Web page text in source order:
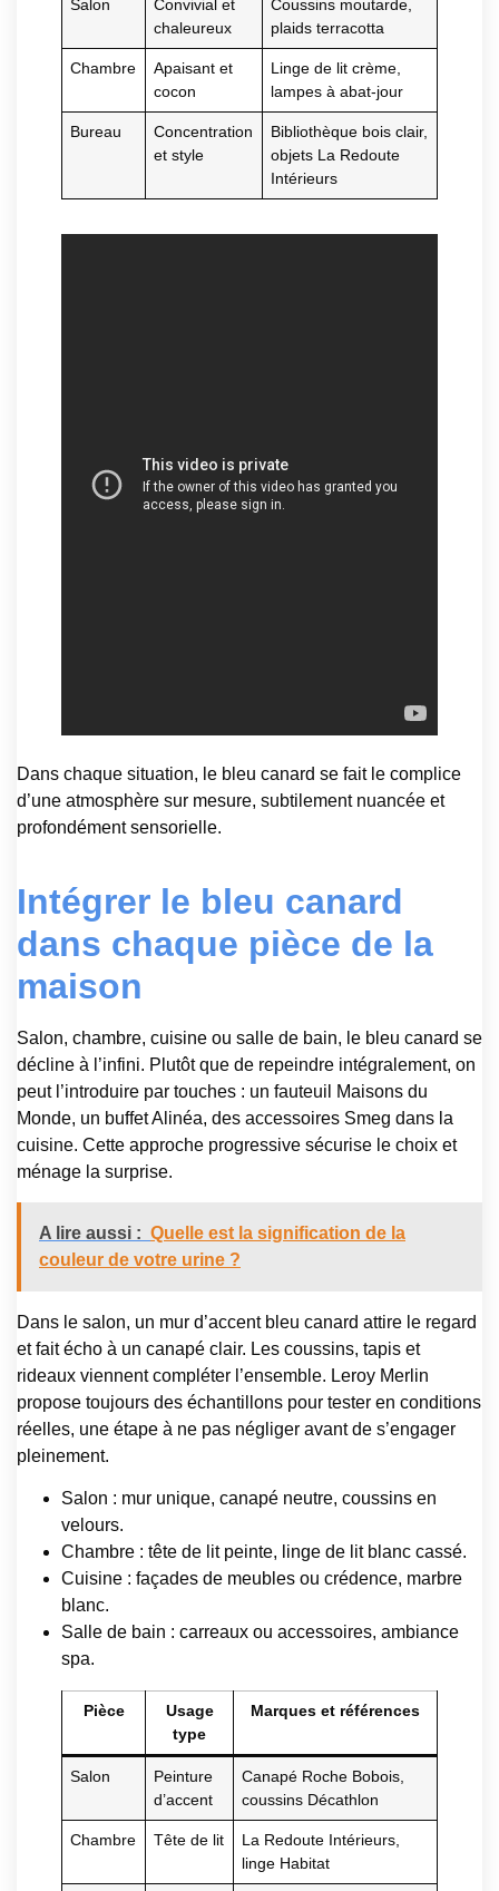
Salon
Convivial et
chaleureux
Coussins moutarde,
plaids terracotta
Chambre
Apaisant et
cocon
Linge de lit crème,
lampes à abat-jour
Bureau
Concentration
et style
Bibliothèque bois clair,
objets La Redoute
Intérieurs
Dans chaque situation, le bleu canard se fait le complice
d’une atmosphère sur mesure, subtilement nuancée et
profondément sensorielle.
Intégrer le bleu canard
dans chaque pièce de la
maison
Salon, chambre, cuisine ou salle de bain, le bleu canard se
décline à l’infini. Plutôt que de repeindre intégralement, on
peut l’introduire par touches : un fauteuil Maisons du
Monde, un buffet Alinéa, des accessoires Smeg dans la
cuisine. Cette approche progressive sécurise le choix et
ménage la surprise.
A lire aussi : Quelle est la signification de la
couleur de votre urine ?
Dans le salon, un mur d’accent bleu canard attire le regard
et fait écho à un canapé clair. Les coussins, tapis et
rideaux viennent compléter l’ensemble. Leroy Merlin
propose toujours des échantillons pour tester en conditions
réelles, une étape à ne pas négliger avant de s’engager
pleinement.
Salon : mur unique, canapé neutre, coussins en
velours.
Chambre : tête de lit peinte, linge de lit blanc cassé.
Cuisine : façades de meubles ou crédence, marbre
blanc.
Salle de bain : carreaux ou accessoires, ambiance
spa.
Pièce
Usage
type
Marques et références
Salon
Peinture
d’accent
Canapé Roche Bobois,
coussins Décathlon
Chambre Tête de lit
La Redoute Intérieurs,
linge Habitat